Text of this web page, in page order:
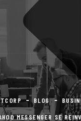
BLOG
MESSENGER SE